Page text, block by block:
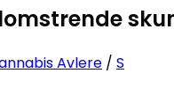
Avlere / S